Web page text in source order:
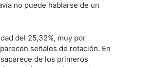
no puede hablarse de un
del 25,32%, muy por
señales de rotación. En
de los primeros